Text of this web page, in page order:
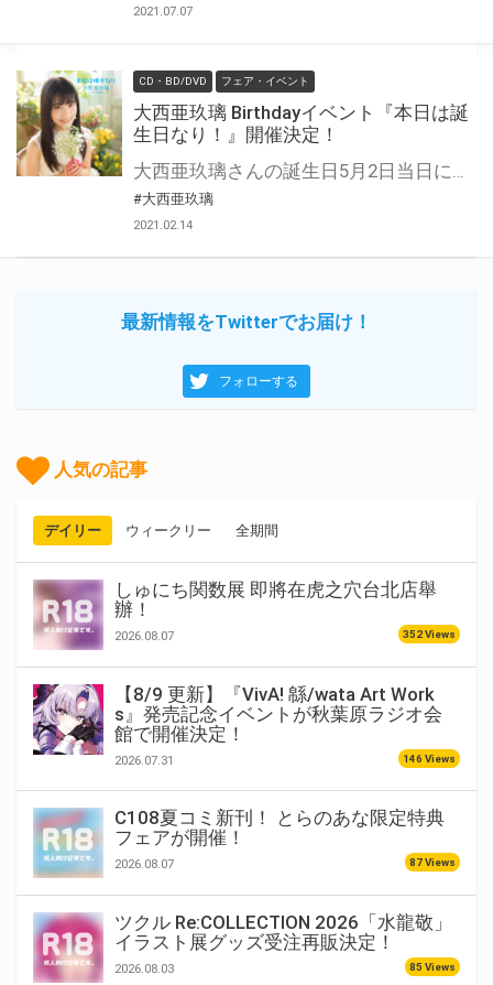
2021.07.07
CD・BD/DVD フェア・イベント
大西亜玖璃 Birthdayイベント『本日は誕
生日なり！』開催決定！
大西亜玖璃さんの誕生日5月2日当日にバースデーイベント『本日は誕生日なり！』の開催が決定！！ 対象商品をご購入いただいた方に「シリアル付応募用紙」を1枚差し上げます。 ご応募いただいた方のから抽選でイベントにご招待いたします。 奮ってご応募ください！
#大西亜玖璃
2021.02.14
最新情報をTwitterでお届け！
フォローする
人気の記事
デイリー ウィークリー 全期間
しゅにち関数展 即將在虎之穴台北店舉
辦！
2026.08.07 352 Views
【8/9 更新】『VivA! 緜/wata Art Work
s』発売記念イベントが秋葉原ラジオ会
館で開催決定！
2026.07.31 146 Views
C108夏コミ新刊！ とらのあな限定特典
フェアが開催！
2026.08.07 87 Views
ツクル Re:COLLECTION 2026「水龍敬」
イラスト展グッズ受注再販決定！
2026.08.03 85 Views